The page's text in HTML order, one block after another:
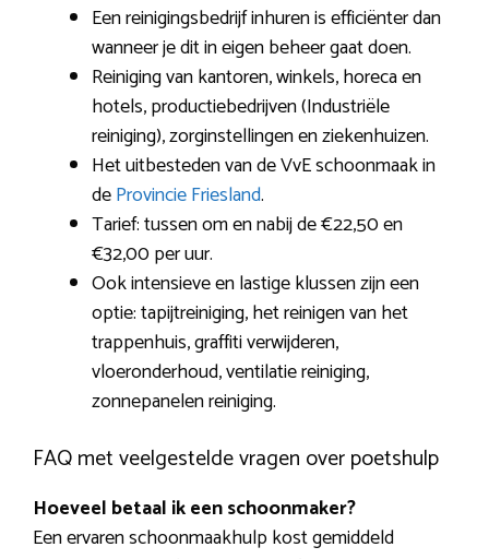
Een reinigingsbedrijf inhuren is efficiënter dan
wanneer je dit in eigen beheer gaat doen.
Reiniging van kantoren, winkels, horeca en
hotels, productiebedrijven (Industriële
reiniging), zorginstellingen en ziekenhuizen.
Het uitbesteden van de VvE schoonmaak in
deProvincie Friesland.
Tarief: tussen om en nabij de €22,50 en
€32,00 per uur.
Ook intensieve en lastige klussen zijn een
optie: tapijtreiniging, het reinigen van het
trappenhuis, graffiti verwijderen,
vloeronderhoud, ventilatie reiniging,
zonnepanelen reiniging.
FAQ met veelgestelde vragen over poetshulp
Hoeveel betaal ik een schoonmaker?
Een ervaren schoonmaakhulp kost gemiddeld